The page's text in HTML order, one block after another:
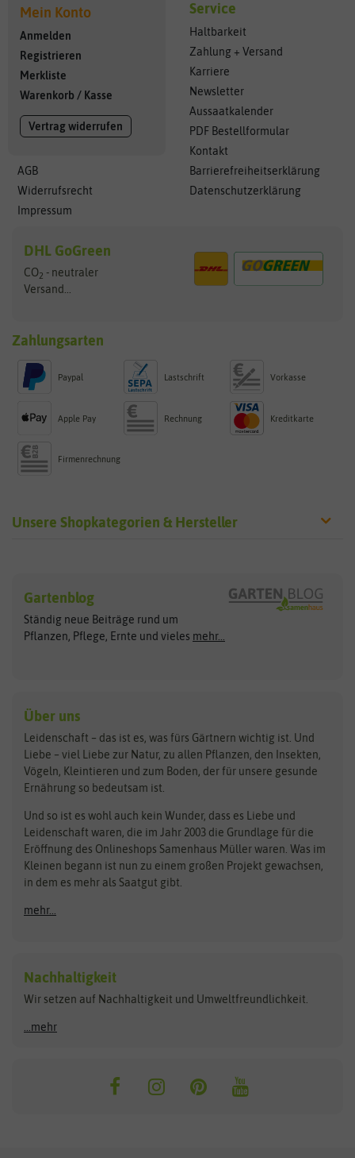
Mein Konto
Anmelden
Registrieren
Merkliste
Warenkorb / Kasse
Vertrag widerrufen
AGB
Widerrufsrecht
Impressum
Service
Haltbarkeit
Zahlung + Versand
Karriere
Newsletter
Aussaatkalender
PDF Bestellformular
Kontakt
Barrierefreiheitserklärung
Datenschutzerklärung
DHL GoGreen
CO2 - neutraler
Versand...
Zahlungsarten
Paypal Lastschrift Vorkasse
Apple Pay Rechnung Kreditkarte
Firmenrechnung
Unsere Shopkategorien & Hersteller
Exotische Samen
Gemüsesamen
Gründünger
Kräutersamen
Obstsamen
Pilzbrut
Rasensamen
Steckzwiebeln
Zimmer & Kübelpflanzen
Kataloge
Schnäppchen
Anzucht & Gartenzubehör
Anzuchtschalen
Heizmatte & Heizkabel
Kokos-Quelltabletten
Zimmergewächshaus
Arche Noah
ASB Greenworld
Benary
Bingenheimer Saatgut
BioBalu
Bionana
BIOWOL
Blumicorn
Bûten Birds
Carl Pabst
Clever Pots
COMPO
Dürr-Samen
elho
Feldsaaten Freudenberger
Fertil
Flora Elite
Florissa
Flortis
Franchi Sementi
Hortitops
JUB Holland
Gartenblog
Ständig neue Beiträge rund um
Pflanzen, Pflege, Ernte und vieles mehr...
Über uns
Leidenschaft – das ist es, was fürs Gärtnern wichtig ist. Und
Liebe – viel Liebe zur Natur, zu allen Pflanzen, den Insekten,
Vögeln, Kleintieren und zum Boden, der für unsere gesunde
Ernährung so bedeutsam ist.
Und so ist es wohl auch kein Wunder, dass es Liebe und
Leidenschaft waren, die im Jahr 2003 die Grundlage für die
Eröffnung des Onlineshops Samenhaus Müller waren. Was im
Kleinen begann ist nun zu einem großen Projekt gewachsen,
in dem es mehr als Saatgut gibt.
mehr...
Nachhaltigkeit
Wir setzen auf Nachhaltigkeit und Umweltfreundlichkeit.
...mehr